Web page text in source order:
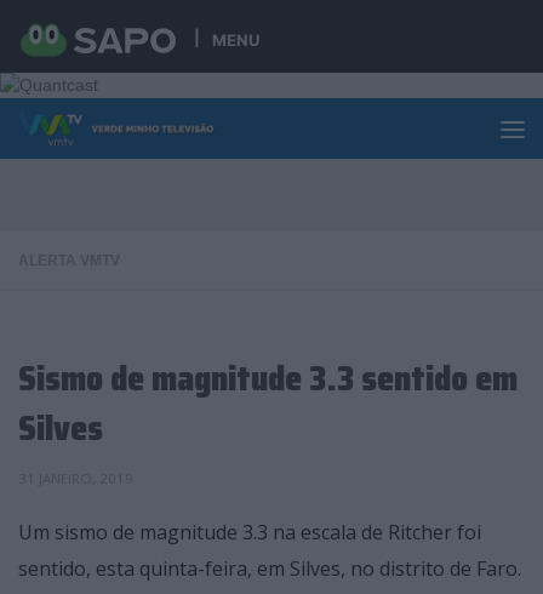
MENU
Skip to content
Sismo de magnitude 3.3 sentido em
Silves
Um sismo de magnitude 3.3 na escala de Ritcher foi
sentido, esta quinta-feira, em Silves, no distrito de Faro.